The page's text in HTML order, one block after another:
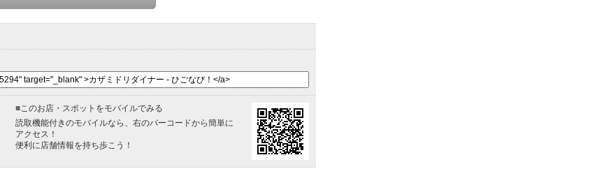
■このお店・スポットをモバイルでみる
読取機能付きのモバイルなら、右のバーコードから簡単に
アクセス！
便利に店舗情報を持ち歩こう！